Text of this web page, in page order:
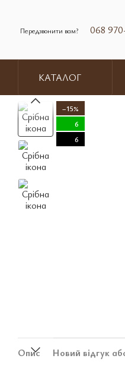
068
Передзвонити вам?
КАТАЛОГ
−15%
6
6
Опис Новий відгук